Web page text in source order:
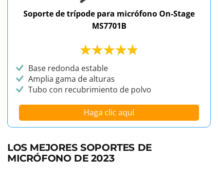
Soporte de trípode para micrófono On-Stage
MS7701B
Base redonda estable
Amplia gama de alturas
Tubo con recubrimiento de polvo
Haga clic aquí
LOS MEJORES SOPORTES DE
MICRÓFONO DE 2023